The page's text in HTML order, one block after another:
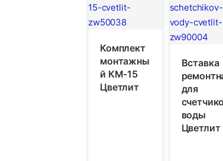
Комплект
монтажны
й КМ-15
Цветлит
Вставка
для
воды
Цветлит